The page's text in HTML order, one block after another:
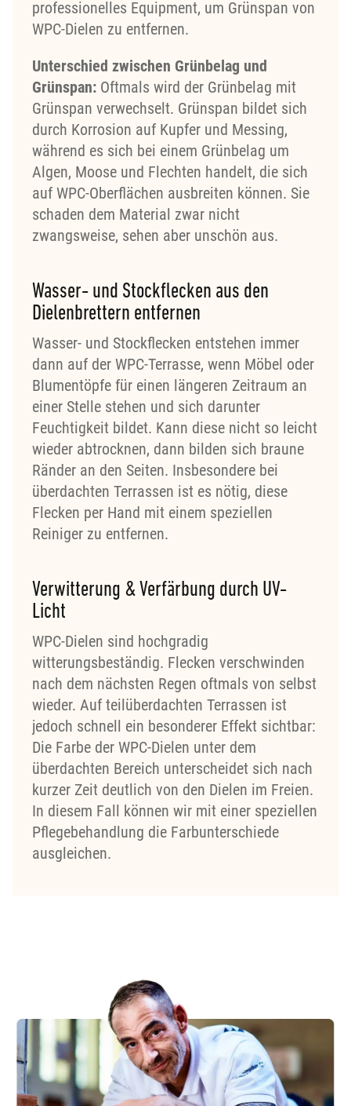
professionelles Equipment, um Grünspan von
WPC-Dielen zu entfernen.
Unterschied zwischen Grünbelag und
Grünspan: Oftmals wird der Grünbelag mit
Grünspan verwechselt. Grünspan bildet sich
durch Korrosion auf Kupfer und Messing,
während es sich bei einem Grünbelag um
Algen, Moose und Flechten handelt, die sich
auf WPC-Oberflächen ausbreiten können. Sie
schaden dem Material zwar nicht
zwangsweise, sehen aber unschön aus.
Wasser- und Stockflecken aus den
Dielenbrettern entfernen
Wasser- und Stockflecken entstehen immer
dann auf der WPC-Terrasse, wenn Möbel oder
Blumentöpfe für einen längeren Zeitraum an
einer Stelle stehen und sich darunter
Feuchtigkeit bildet. Kann diese nicht so leicht
wieder abtrocknen, dann bilden sich braune
Ränder an den Seiten. Insbesondere bei
überdachten Terrassen ist es nötig, diese
Flecken per Hand mit einem speziellen
Reiniger zu entfernen.
Verwitterung & Verfärbung durch UV-
Licht
WPC-Dielen sind hochgradig
witterungsbeständig. Flecken verschwinden
nach dem nächsten Regen oftmals von selbst
wieder. Auf teilüberdachten Terrassen ist
jedoch schnell ein besonderer Effekt sichtbar:
Die Farbe der WPC-Dielen unter dem
überdachten Bereich unterscheidet sich nach
kurzer Zeit deutlich von den Dielen im Freien.
In diesem Fall können wir mit einer speziellen
Pflegebehandlung die Farbunterschiede
ausgleichen.